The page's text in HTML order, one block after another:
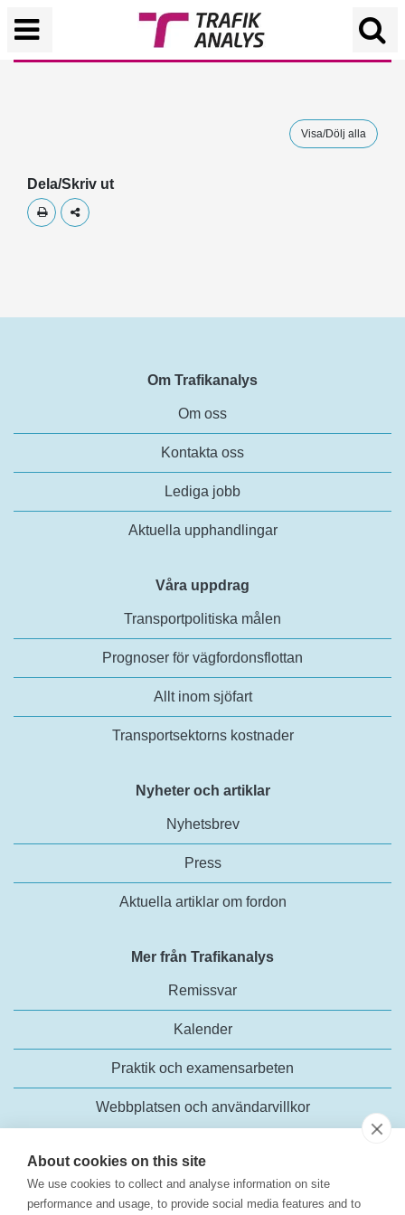
About cookies on this site
We use cookies to collect and analyse information on site
performance and usage, to provide social media features and to
Visa/Dölj alla
Dela/Skriv ut
Skriv utDela
Om Trafikanalys
Om oss
Kontakta oss
Lediga jobb
Aktuella upphandlingar
Våra uppdrag
Transportpolitiska målen
Prognoser för vägfordonsflottan
Allt inom sjöfart
Transportsektorns kostnader
Nyheter och artiklar
Nyhetsbrev
Press
Aktuella artiklar om fordon
Mer från Trafikanalys
Remissvar
Kalender
Praktik och examensarbeten
Webbplatsen och användarvillkor